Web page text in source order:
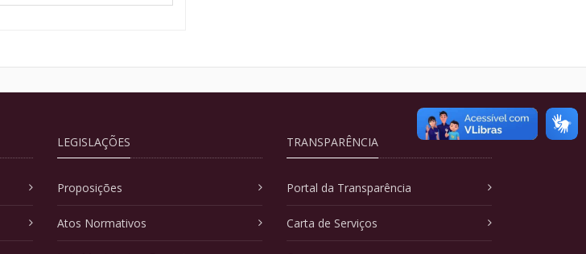
LEGISLAÇÕES
Proposições
Atos Normativos
TRANSPARÊNCIA
Portal da Transparência
Carta de Serviços